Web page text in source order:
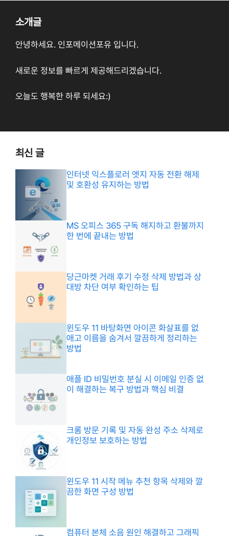
소개글
안녕하세요. 인포메이션포유 입니다.
새로운 정보를 빠르게 제공해드리겠습니다.
오늘도 행복한 하루 되세요:)
최신 글
인터넷 익스플로러 엣지 자동 전환 해제
및 호환성 유지하는 방법
MS 오피스 365 구독 해지하고 환불까지
한 번에 끝내는 방법
당근마켓 거래 후기 수정 삭제 방법과 상
대방 차단 여부 확인하는 팁
윈도우 11 바탕화면 아이콘 화살표를 없
애고 이름을 숨겨서 깔끔하게 정리하는
방법
애플 ID 비밀번호 분실 시 이메일 인증 없
이 해결하는 복구 방법과 핵심 비결
크롬 방문 기록 및 자동 완성 주소 삭제로
개인정보 보호하는 방법
윈도우 11 시작 메뉴 추천 항목 삭제와 깔
끔한 화면 구성 방법
컴퓨터 본체 소음 원인 해결하고 그래픽